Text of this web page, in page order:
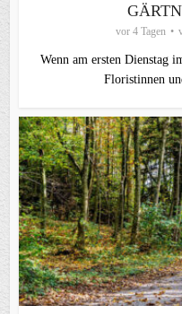
vor 4 Tagen
Wenn am ersten Dienstag
Floristinnen